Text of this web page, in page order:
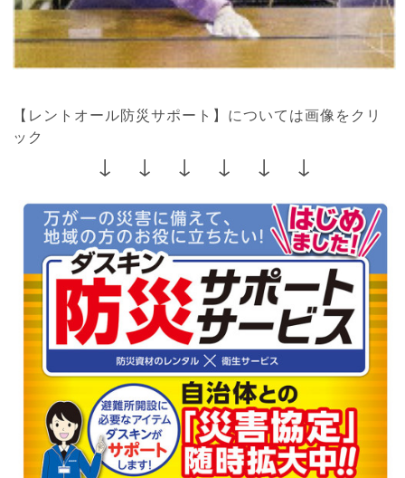
【レントオール防災サポート】については画像をクリ
ック
↓ ↓ ↓ ↓ ↓ ↓